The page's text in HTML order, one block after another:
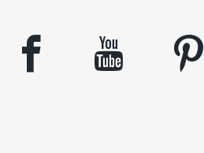
facebook youtube pinterest